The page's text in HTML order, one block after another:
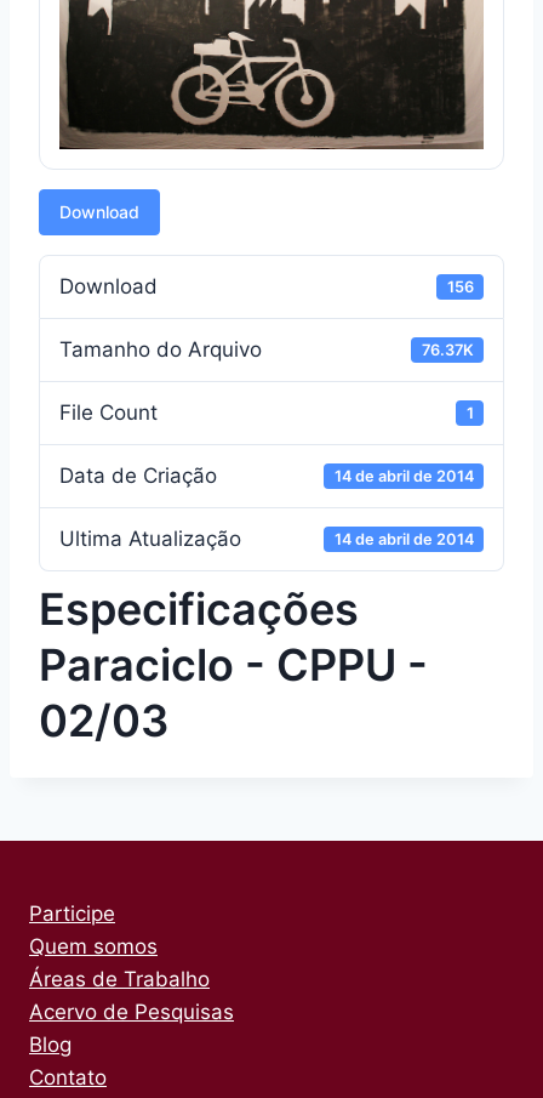
Download
Download 156
Tamanho do Arquivo 76.37K
File Count 1
Data de Criação 14 de abril de 2014
Ultima Atualização 14 de abril de 2014
Especificações
Paraciclo - CPPU -
02/03
Participe
Quem somos
Áreas de Trabalho
Acervo de Pesquisas
Blog
Contato